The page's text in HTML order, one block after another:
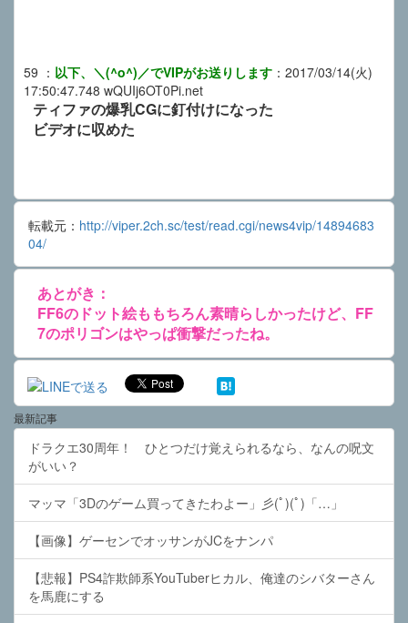
59 ： 以下、＼(^o^)／でVIPがお送りします ： 2017/03/14(火)
17:50:47.748 wQUIj6OT0Pi.net
ティファの爆乳CGに釘付けになった
ビデオに収めた
転載元： http://viper.2ch.sc/test/read.cgi/news4vip/14894683
04/
あとがき：
FF6のドット絵ももちろん素晴らしかったけど、FF
7のポリゴンはやっぱ衝撃だったね。
最新記事
ドラクエ30周年！ ひとつだけ覚えられるなら、なんの呪文
がいい？
マッマ「3Dのゲーム買ってきたわよー」彡(ﾟ)(ﾟ)「…」
【画像】ゲーセンでオッサンがJCをナンパ
【悲報】PS4詐欺師系YouTuberヒカル、俺達のシバターさん
を馬鹿にする